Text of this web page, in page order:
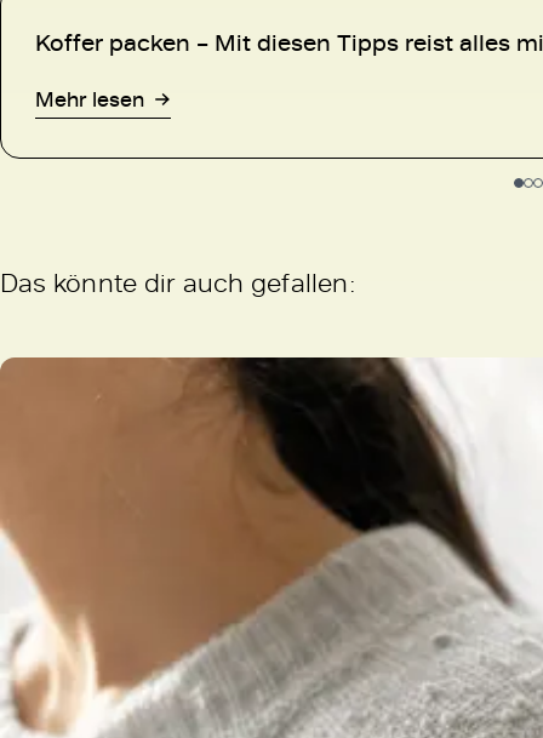
Koffer packen – Mit diesen Tipps reist alles
Mehr lesen
Das könnte dir auch gefallen: